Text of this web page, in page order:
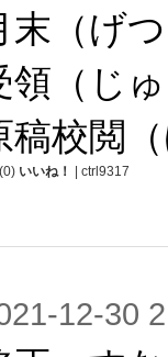
末（げ
領（じ
稿校閲
(0) いいね！ | ctrl9317
12-30